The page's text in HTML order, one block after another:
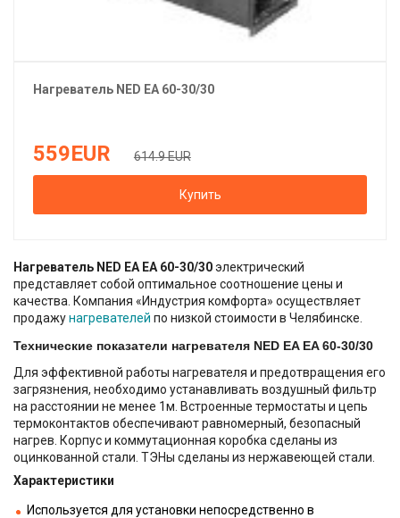
Нагреватель NED EA 60-30/30
559EUR 614.9 EUR
Купить
Нагреватель NED EA EA 60-30/30электрический
представляет собой оптимальное соотношение цены и
качества. Компания «Индустрия комфорта» осуществляет
продажунагревателей по низкой стоимости в Челябинске.
Технические показатели нагревателя NED EA EA 60-30/30
Для эффективной работы нагревателя и предотвращения его
загрязнения, необходимо устанавливать воздушный фильтр
на расстоянии не менее 1м. Встроенные термостаты и цепь
термоконтактов обеспечивают равномерный, безопасный
нагрев. Корпус и коммутационная коробка сделаны из
оцинкованной стали. ТЭНы сделаны из нержавеющей стали.
Характеристики
Используется для установки непосредственно в